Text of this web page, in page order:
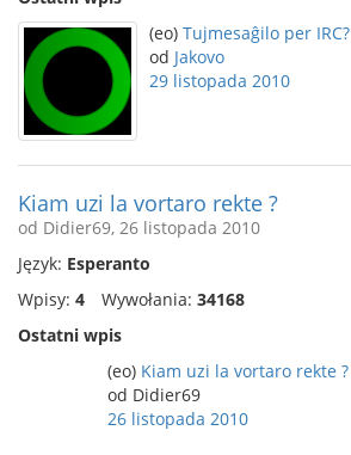
(eo) Tujmesaĝilo per IRC?
od Jakovo
29 listopada 2010
Kiam uzi la vortaro rekte ?
od Didier69, 26 listopada 2010
Język: Esperanto
Wpisy: 4 Wywołania: 34168
Ostatni wpis
(eo) Kiam uzi la vortaro rekte ?
od Didier69
26 listopada 2010